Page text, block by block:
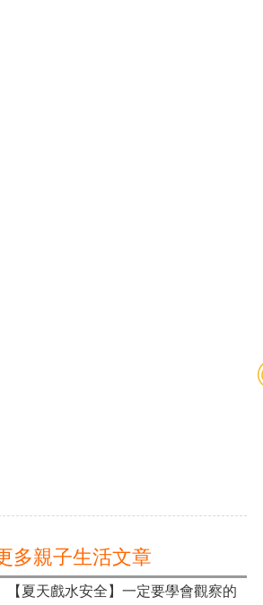
多親子生活文章
【夏天戲水安全】一定要學會觀察的